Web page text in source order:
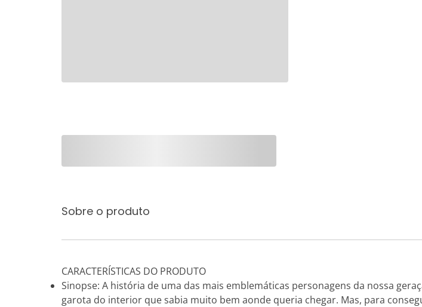
Sobre o produto
CARACTERÍSTICAS DO PRODUTO
Sinopse: A história de uma das mais emblemáticas personagens da nossa
garota do interior que sabia muito bem aonde queria chegar. Mas, para